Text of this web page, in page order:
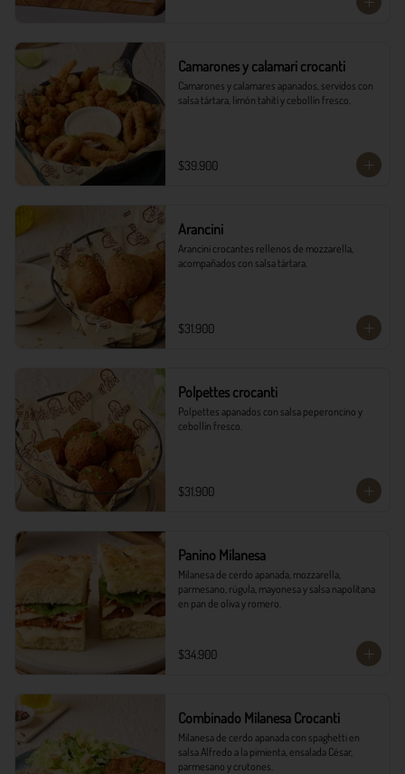
Camarones y calamari crocanti
Camarones y calamares apanados, servidos con
salsa tártara, limón tahití y cebollín fresco.
$39.900
Arancini
Arancini crocantes rellenos de mozzarella,
acompañados con salsa tártara.
$31.900
Polpettes crocanti
Polpettes apanados con salsa peperoncino y
cebollín fresco.
$31.900
Panino Milanesa
Milanesa de cerdo apanada, mozzarella,
parmesano, rúgula, mayonesa y salsa napolitana
en pan de oliva y romero.
$34.900
Combinado Milanesa Crocanti
Milanesa de cerdo apanada con spaghetti en
salsa Alfredo a la pimienta, ensalada César,
parmesano y crutones.